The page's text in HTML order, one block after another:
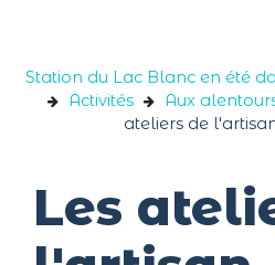
Station du Lac Blanc en été
Activités
Aux
ateliers de
Les